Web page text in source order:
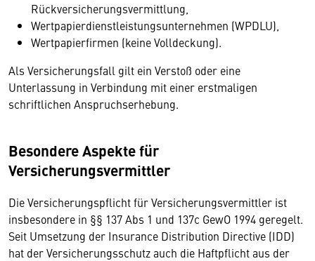
Rückversicherungsvermittlung,
Wertpapierdienstleistungsunternehmen (WPDLU),
Wertpapierfirmen (keine Volldeckung).
Als Versicherungsfall gilt ein Verstoß oder eine
Unterlassung in Verbindung mit einer erstmaligen
schriftlichen Anspruchserhebung.
Besondere Aspekte für
Versicherungsvermittler
Die Versicherungspflicht für Versicherungsvermittler ist
insbesondere in §§ 137 Abs 1 und 137c GewO 1994 geregelt.
Seit Umsetzung der Insurance Distribution Directive (IDD)
hat der Versicherungsschutz auch die Haftpflicht aus der